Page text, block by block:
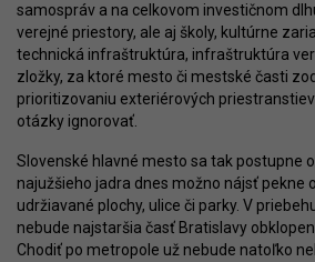
samospráv a na celkovom investičnom
verejné priestory, ale aj školy, kultúrne
technická infraštruktúra, infraštruktúra
zložky, za ktoré mesto či mestské časti
prioritizovaniu exteriérových
otázky ignorovať.
Slovenské hlavné mesto sa tak postupne
najužšieho jadra dnes možno nájsť pekne
udržiavané plochy, ulice či parky. V
nebude najstaršia časť Bratislavy
Chodiť po metropole už nebude natoľko